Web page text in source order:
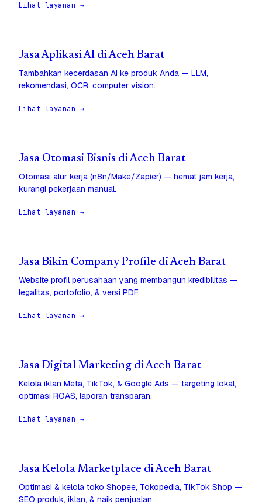
Lihat layanan →
Jasa Aplikasi AI di Aceh Barat
Tambahkan kecerdasan AI ke produk Anda — LLM,
rekomendasi, OCR, computer vision.
Lihat layanan →
Jasa Otomasi Bisnis di Aceh Barat
Otomasi alur kerja (n8n/Make/Zapier) — hemat jam kerja,
kurangi pekerjaan manual.
Lihat layanan →
Jasa Bikin Company Profile di Aceh Barat
Website profil perusahaan yang membangun kredibilitas —
legalitas, portofolio, & versi PDF.
Lihat layanan →
Jasa Digital Marketing di Aceh Barat
Kelola iklan Meta, TikTok, & Google Ads — targeting lokal,
optimasi ROAS, laporan transparan.
Lihat layanan →
Jasa Kelola Marketplace di Aceh Barat
Optimasi & kelola toko Shopee, Tokopedia, TikTok Shop —
SEO produk, iklan, & naik penjualan.